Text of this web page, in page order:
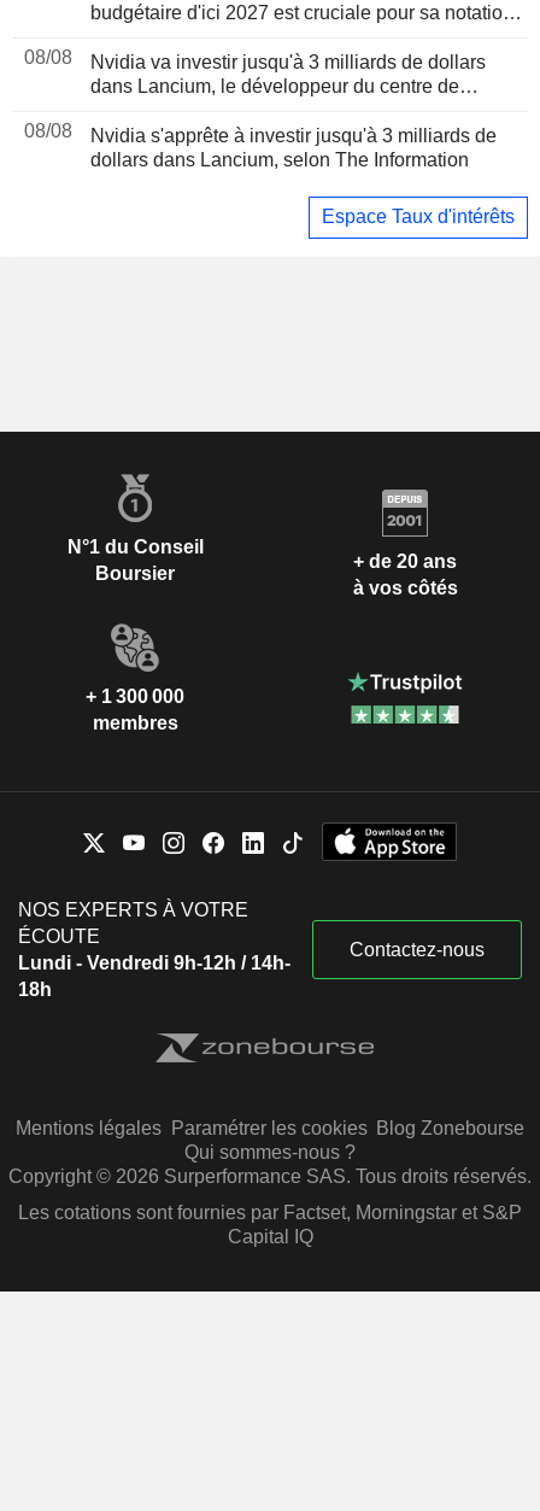
budgétaire d'ici 2027 est cruciale pour sa notation,
08/08
Nvidia va investir jusqu'à 3 milliards de dollars
dans Lancium, le développeur du centre de
08/08
Nvidia s'apprête à investir jusqu'à 3 milliards de
dollars dans Lancium, selon The Information
Espace Taux d'intérêts
N°1 du Conseil
Boursier
+ de 20 ans
à vos côtés
+ 1 300 000
membres
NOS EXPERTS À VOTRE
ÉCOUTE
Lundi - Vendredi 9h-12h / 14h-
18h
Contactez-nous
Mentions légales Paramétrer les cookies Blog Zonebourse
Qui sommes-nous ?
Copyright © 2026 Surperformance SAS. Tous droits réservés.
Les cotations sont fournies par Factset, Morningstar et S&P
Capital IQ